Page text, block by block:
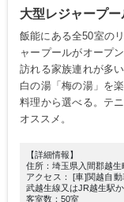
大型レジャープ
飯能にある全50室の
ャープールがオープ
訪れる家族連れが多
白の湯「梅の湯」を
料理から選べる。テ
オススメ。
【詳細情報】
住所：埼玉県入間郡越生
アクセス： [車]関越自
武越生線又はJR越生駅
客室数：50室